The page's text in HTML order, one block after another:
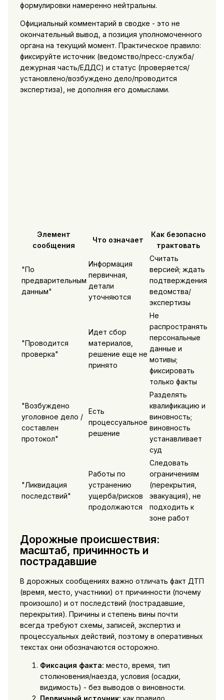
формулировки намеренно нейтральны.
Официальный комментарий в сводке - это не
окончательный вывод, а позиция уполномоченного
органа на текущий момент. Практическое правило:
фиксируйте источник (ведомство/пресс-служба/
дежурная часть/ЕДДС) и статус (проверяется/
установлено/возбуждено дело/проводится
экспертиза), не дополняя его домыслами.
Элемент
сообщения
Что означает
Как безопасно
трактовать
"По
предварительным
данным"
Информация
первичная,
детали
уточняются
Считать
версией; ждать
подтверждения
ведомства/
экспертизы
"Проводится
проверка"
Идет сбор
материалов,
решение еще не
принято
Не
распространять
персональные
данные и
мотивы;
фиксировать
только факты
"Возбуждено
уголовное дело /
составлен
протокол"
Есть
процессуальное
решение
Разделять
квалификацию и
виновность;
виновность
устанавливает
суд
"Ликвидация
последствий"
Работы по
устранению
ущерба/рисков
продолжаются
Следовать
ограничениям
(перекрытия,
эвакуация), не
подходить к
зоне работ
Дорожные происшествия:
масштаб, причинность и
пострадавшие
В дорожных сообщениях важно отличать факт ДТП
(время, место, участники) от причинности (почему
произошло) и от последствий (пострадавшие,
перекрытия). Причины и степень вины почти
всегда требуют схемы, записей, экспертиз и
процессуальных действий, поэтому в оперативных
текстах они обозначаются осторожно.
Фиксация факта: место, время, тип
столкновения/наезда, условия (осадки,
видимость) - без выводов о виновности.
Первичный источник: как правило,